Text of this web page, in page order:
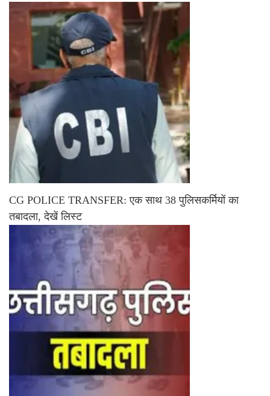
CG POLICE TRANSFER: एक साथ 38 पुलिसकर्मियों का
तबादला, देखें लिस्ट